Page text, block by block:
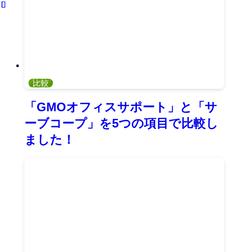
比較
「GMOオフィスサポート」と「サ
ーブコープ」を5つの項目で比較し
ました！